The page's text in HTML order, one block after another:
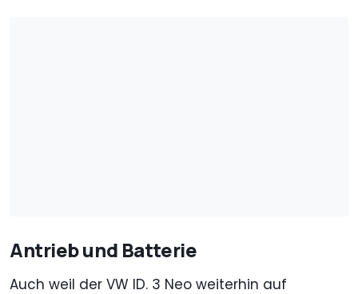
Antrieb und Batterie
Auch weil der VW ID. 3 Neo weiterhin auf